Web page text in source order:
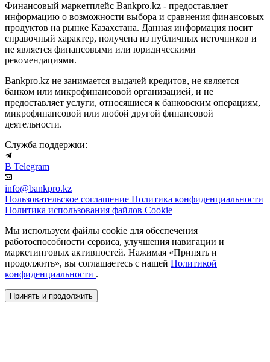
Финансовый маркетплейс Bankpro.kz - предоставляет
информацию о возможности выбора и сравнения финансовых
продуктов на рынке Казахстана. Данная информация носит
справочный характер, получена из публичных источников и
не является финансовыми или юридическими
рекомендациями.
Bankpro.kz не занимается выдачей кредитов, не является
банком или микрофинансовой организацией, и не
предоставляет услуги, относящиеся к банковским операциям,
микрофинансовой или любой другой финансовой
деятельности.
Служба поддержки:
В Telegram
info@bankpro.kz
Пользовательское соглашение Политика конфиденциальности
Политика использования файлов Cookie
Мы используем файлы cookie для обеспечения
работоспособности сервиса, улучшения навигации и
маркетинговых активностей. Нажимая «Принять и
продолжить», вы соглашаетесь с нашей Политикой
конфиденциальности .
Принять и продолжить